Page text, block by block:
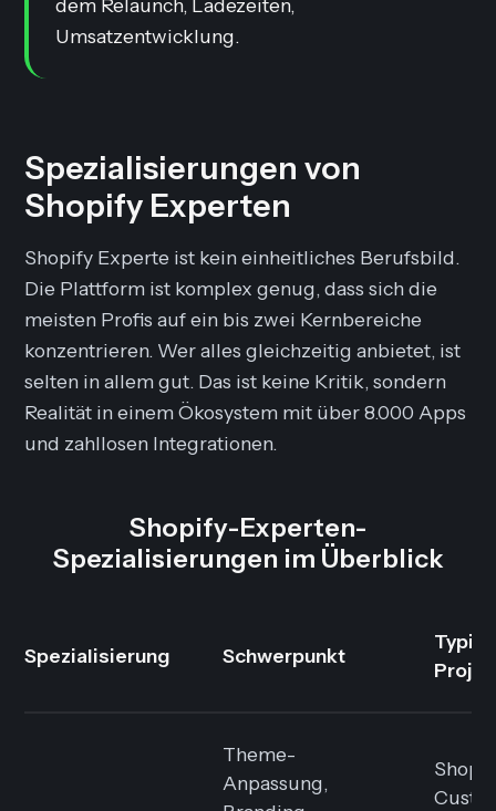
dem Relaunch, Ladezeiten,
Umsatzentwicklung.
Spezialisierungen von
Shopify Experten
Shopify Experte ist kein einheitliches Berufsbild.
Die Plattform ist komplex genug, dass sich die
meisten Profis auf ein bis zwei Kernbereiche
konzentrieren. Wer alles gleichzeitig anbietet, ist
selten in allem gut. Das ist keine Kritik, sondern
Realität in einem Ökosystem mit über 8.000 Apps
und zahllosen Integrationen.
Shopify-Experten-
Spezialisierungen im Überblick
Spezialisierung Schwerpunkt
Theme-
Anpassung,
Shop-